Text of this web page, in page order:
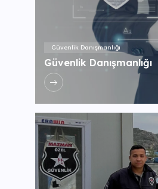
Güvenlik Danışmanlığı
Güvenlik Danışmanlığı